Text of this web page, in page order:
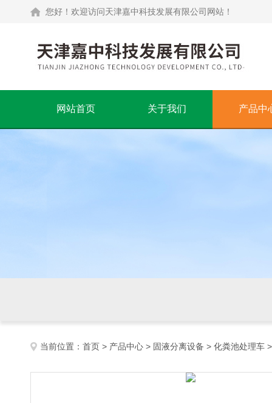
您好！欢迎访问天津嘉中科技发展有限公司网站！
网站首页 关于我们 产品中
当前位置： 首页 > 产品中心 > 固液分离设备 > 化粪池处理车